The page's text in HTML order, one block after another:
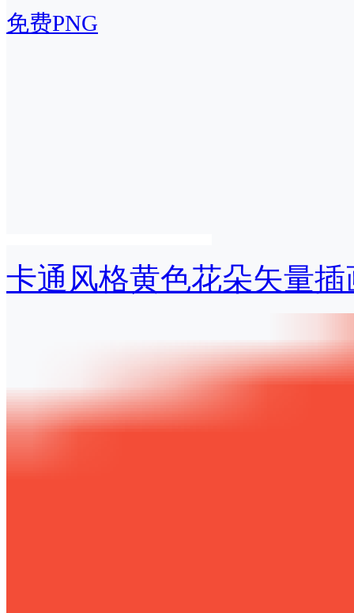
免费PNG
卡通风格黄色花朵矢量插